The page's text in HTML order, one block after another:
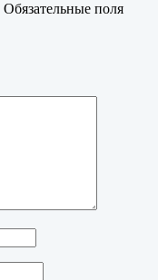
Обязательные поля